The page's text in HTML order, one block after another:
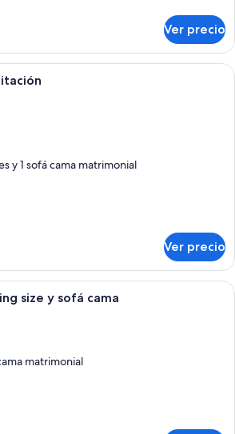
Ver precio
Una sala de estar moderna con un
y 1 sofá cama matrimonial
Ver precio
Una habitación de hotel con una
size y sofá cama
matrimonial